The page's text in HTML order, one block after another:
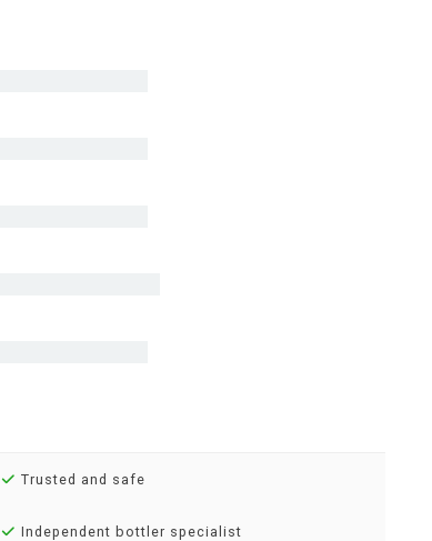
Trusted and safe
Independent bottler specialist